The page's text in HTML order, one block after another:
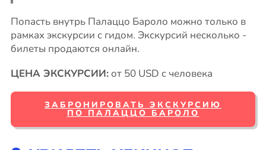
Попасть внутрь Палаццо Бароло можно только в
рамках экскурсии с гидом. Экскурсий несколько -
билеты продаются онлайн.
ЦЕНА ЭКСКУРСИИ:от 50 USD с человека
ЗАБРОНИРОВАТЬ ЭКСКУРСИЮ
ПО ПАЛАЦЦО БАРОЛО